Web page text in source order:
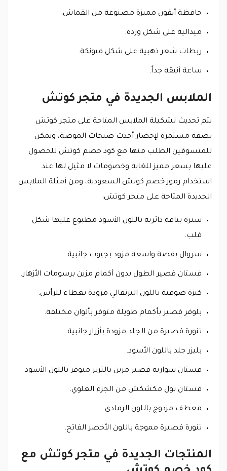
حافظة أيفون مميزة مصنوعة من القماش.
ميدالية على شكل وردة.
ربطات شعر ذهبية على شكل فيونكة.
ساعة أنيقة جداً.
الملابس الجديدة في متجر كوتش
يتم تحديث تشكيلة الملابس المتاحة على متجر كوتش
بصفة مستمرة لإحضار أحدث صيحات الموضة، ويمكن
للمتسوقين الطلب منها مع كود خصم كوتش للحصول
عليها بسعر مميز للغاية وخصومات لا مثيل لها عند
استخدام رموز خصم كوتش السعودية، ومن أمثلة الملابس
الجديدة المتاحة على متجر كوتش:
سترة بياقة دائرية باللون الأسود مطبوع عليها شكل
قلب.
سروال بقصة واسعة مزود بجيوب جانبية.
فستان قصير الطول بدون أكمام مزين برسومات الأزهار.
كنزة صوفية باللون البرتقالي مزودة بغطاء للرأس.
بلوفر قصير بأكمام طويلة متوفر بألوان مختلفة.
تنورة قصيرة من الجلد مزودة بأزرار جانبية.
بليزر جلد باللون الأسود.
فستان سواريه قصير مزين بالترتر متوفر باللون الأسود.
فستان تول مكشكش من الجزء العلوي.
معطف مزدوج باللون الرمادي.
تنورة قصيرة مموجة باللون الأخضر الفاتح.
المنتجات الجديدة في متجر كوتش مع